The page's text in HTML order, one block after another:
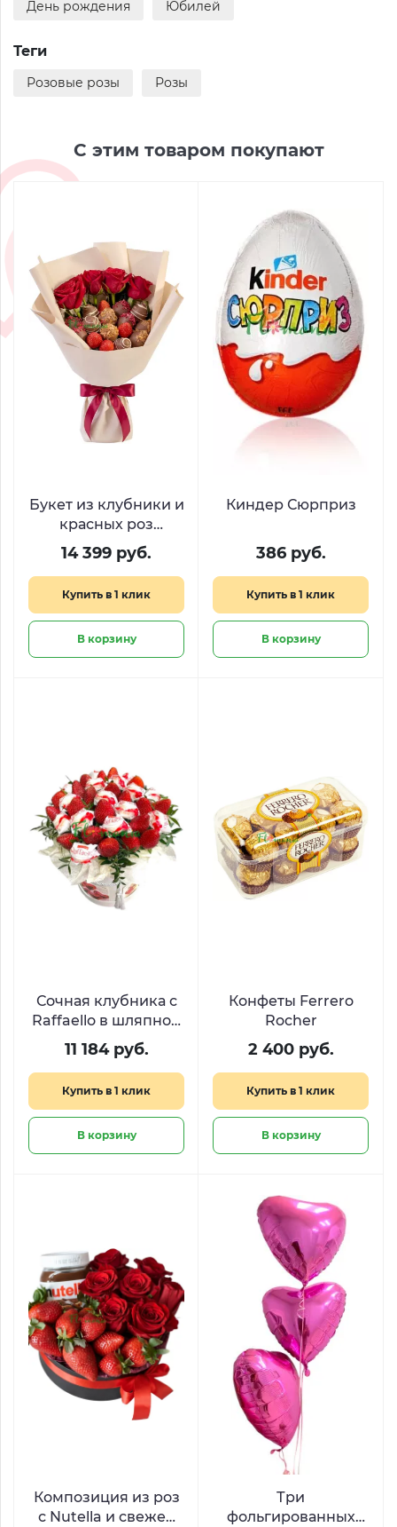
День рождения Юбилей
Теги
Розовые розы Розы
С этим товаром покупают
Букет из клубники и
красных роз
«Эликсир любви»
14 399 руб.
Купить в 1 клик
В корзину
Киндер Сюрприз
386 руб.
Купить в 1 клик
В корзину
Сочная клубника с
Raffaello в шляпной
коробке
11 184 руб.
Купить в 1 клик
В корзину
Конфеты Ferrero
Rocher
2 400 руб.
Купить в 1 клик
В корзину
Композиция из роз
с Nutella и свежей
Три
фольгированных